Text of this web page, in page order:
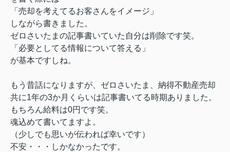
「売却を考えてるお客さんをイメージ」
しながら書きました。
ゼロさいたまの記事書いていた自分は削除です笑。
「必要としてる情報について答える」
が基本ですしね。
もう昔話になりますが、ゼロさいたま、納得不動産売却
共に1年の3か月くらいは記事書いてる時期ありました。
もちろん給料は0円です笑。
魂込めて書いてますよ。
（少しでも思いが伝われば幸いです）
不安・・・しかなかったです。